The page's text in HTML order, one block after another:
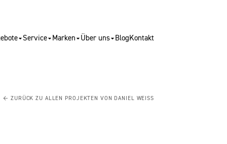
Service Marken Über uns Blog Kontakt
← ZURÜCK ZU ALLEN PROJEKTEN VON DANIEL WEISS